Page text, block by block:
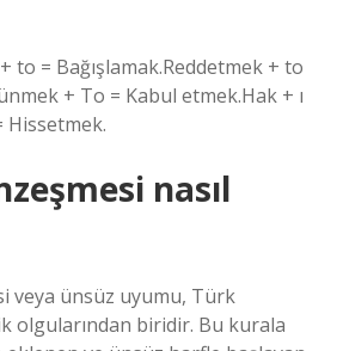
to = Bağışlamak.Reddetmek + to
+ To = Kabul etmek.Hak + ı
Hissetmek.
nasıl
veya ünsüz uyumu, Türk
olgularından biridir. Bu kurala